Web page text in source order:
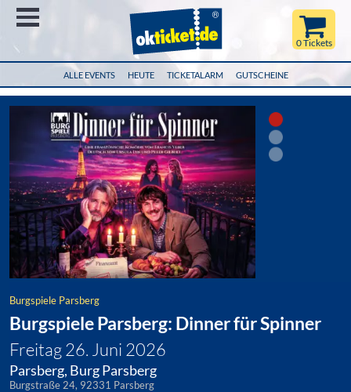
ALLE EVENTS HEUTE TICKETALARM GUTSCHEINE
0 Tickets
Burgspiele Parsberg
Burgspiele Parsberg: Dinner für Spinner
Freitag 26. Juni 2026
Parsberg, Burg Parsberg
Burgstraße 24, 92331 Parsberg